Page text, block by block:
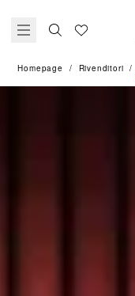
Homepage Rivenditori